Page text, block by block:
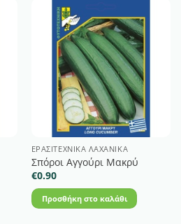
ΕΡΑΣΙΤΕΧΝΙΚΆ ΛΑΧΑΝΙΚΆ
Σπόροι Αγγούρι Μακρύ
€0.90
Προσθήκη στο καλάθι